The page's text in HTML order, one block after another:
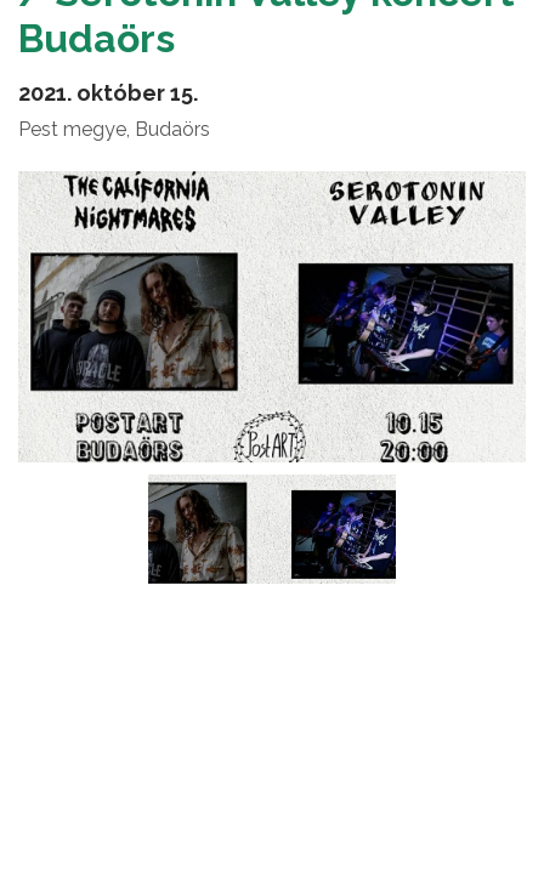
Budaörs
2021. október 15.
Pest megye, Budaörs